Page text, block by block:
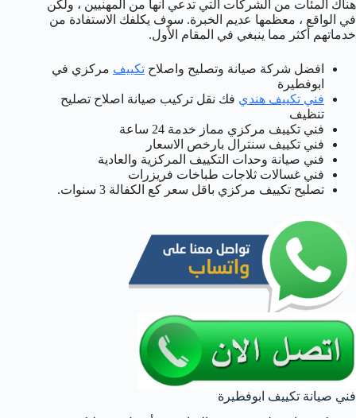
هناك المئات من الشركات التي تدعي أنها من المهنيين ، ولكن
في الواقع ، معظمها عديم الخبرة. سوف يكلفك الاستفادة من
خدماتهم أكثر مما ينبغي في المقام الأول.
افضل شركة صيانة وتصليح واصلاح تكييف مركزي في
ابوفطيرة
فني تكييف هندي فك نقل تركيب صيانة اصلاح تصليح
تنظيف
فني تكييف مركزي مماز خدمة 24 ساعة
فني تكييف سنترال بارخص الاسعار
فني صيانة وحدات التكييف المركزية والعادية
فني غسالات ثلاجات طباخات فريزرات
تصليح تكييف مركزي باقل سعر كع الكفالة 3 سنوات.
فني صيانة تكييف ابوفطيرة